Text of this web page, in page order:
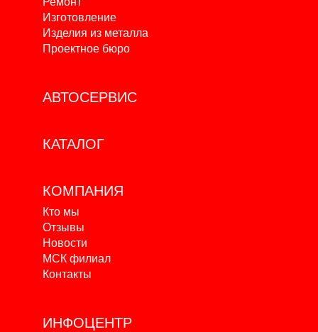
Изготовление
Изделия из металла
Проектное бюро
АВТОСЕРВИС
КАТАЛОГ
КОМПАНИЯ
Кто мы
Отзывы
Новости
МСК филиал
Контакты
ИНФОЦЕНТР